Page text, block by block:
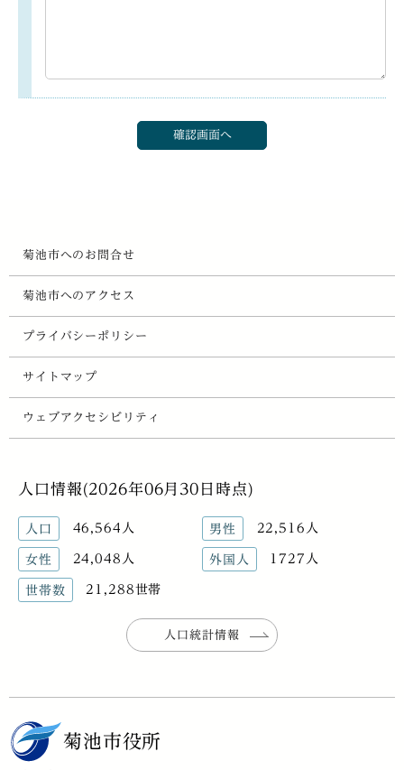
菊池市へのお問合せ
菊池市へのアクセス
プライバシーポリシー
サイトマップ
ウェブアクセシビリティ
人口情報(2026年06月30日時点)
人口 46,564人 男性 22,516人
女性 24,048人 外国人 1727人
世帯数 21,288世帯
人口統計情報
菊池市役所